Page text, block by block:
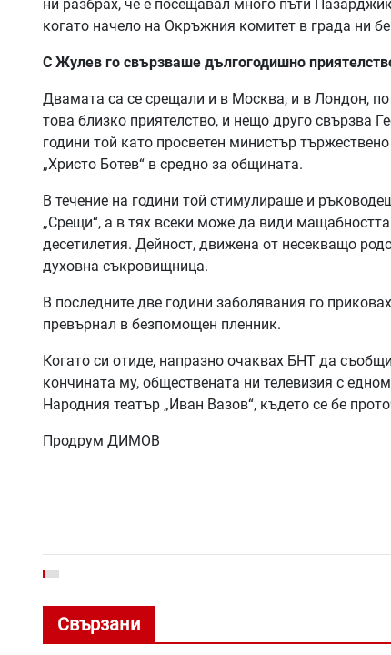
ни разбрах, че е посещавал много пъти
когато начело на Окръжния комитет в града ни
С Жулев го свързваше дългогодишно
Двамата са се срещали и в Москва, и в Лондон,
това близко приятелство, и нещо друго свързва
години той като просветен министър
„Христо Ботев“ в средно за общината.
В течение на години той стимулираше и
„Срещи“, а в тях всеки може да види
десетилетия. Дейност, движена от несекващо
духовна съкровищница.
В последните две години заболявания го
превърнал в безпомощен пленник.
Когато си отиде, напразно очаквах БНТ да
кончината му, обществената ни телевизия с
Народния театър „Иван Вазов“, където се бе
Продрум ДИМОВ
Свързани